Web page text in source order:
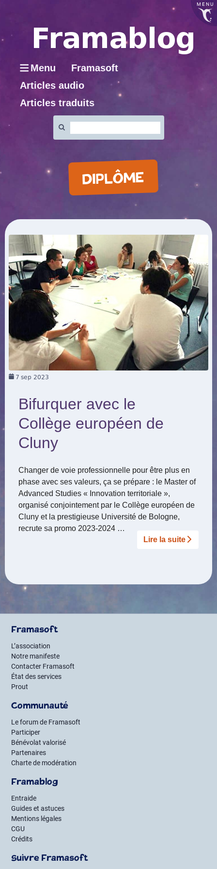
MENU
Menu
Framasoft
Articles audio
Articles traduits
:
DIPLÔME
7 sep 2023
Bifurquer avec le
Collège européen de
Cluny
Changer de voie professionnelle pour être plus en
phase avec ses valeurs, ça se prépare : le Master of
Advanced Studies « Innovation territoriale »,
organisé conjointement par le Collège européen de
Cluny et la prestigieuse Université de Bologne,
recrute sa promo 2023-2024 …
Lire la suite­­
Framasoft
L’association
Notre manifeste
Contacter Framasoft
État des services
Prout
Communauté
Le forum de Framasoft
Participer
Bénévolat valorisé
Partenaires
Charte de modération
Framablog
Entraide
Guides et astuces
Mentions légales
CGU
Crédits
Suivre Framasoft